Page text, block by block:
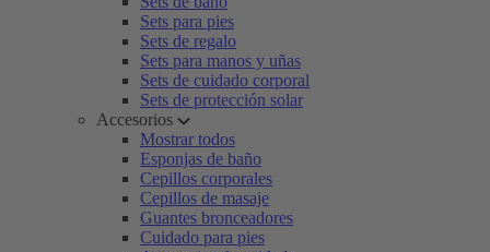
Sets para pies
Sets de regalo
Sets para manos y uñas
Sets de cuidado corporal
Sets de protección solar
Accesorios
Mostrar todos
Esponjas de baño
Cepillos corporales
Cepillos de masaje
Guantes bronceadores
Cuidado para pies